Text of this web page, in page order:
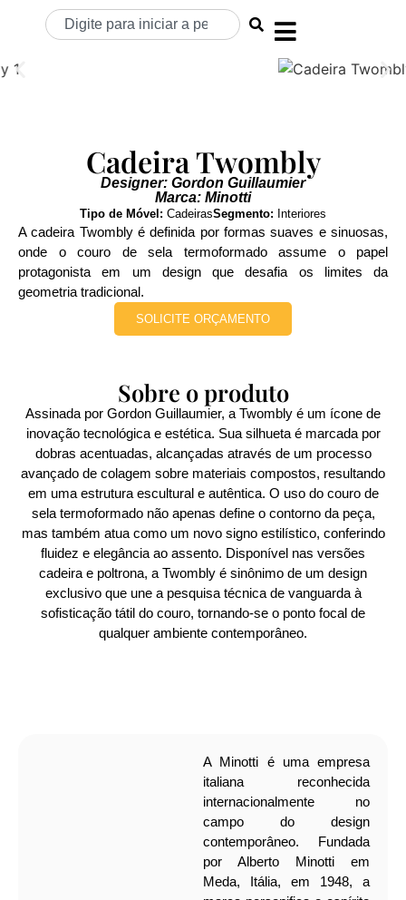
Cadeira Twombly
Designer: Gordon Guillaumier
Marca: Minotti
Tipo de Móvel: CadeirasSegmento: Interiores
A cadeira Twombly é definida por formas suaves e sinuosas,
onde o couro de sela termoformado assume o papel
protagonista em um design que desafia os limites da
geometria tradicional.
SOLICITE ORÇAMENTO
Sobre o produto
Assinada por Gordon Guillaumier, a Twombly é um ícone de
inovação tecnológica e estética. Sua silhueta é marcada por
dobras acentuadas, alcançadas através de um processo
avançado de colagem sobre materiais compostos, resultando
em uma estrutura escultural e autêntica. O uso do couro de
sela termoformado não apenas define o contorno da peça,
mas também atua como um novo signo estilístico, conferindo
fluidez e elegância ao assento. Disponível nas versões
cadeira e poltrona, a Twombly é sinônimo de um design
exclusivo que une a pesquisa técnica de vanguarda à
sofisticação tátil do couro, tornando-se o ponto focal de
qualquer ambiente contemporâneo.
A Minotti é uma empresa
italiana reconhecida
internacionalmente no
campo do design
contemporâneo. Fundada
por Alberto Minotti em
Meda, Itália, em 1948, a